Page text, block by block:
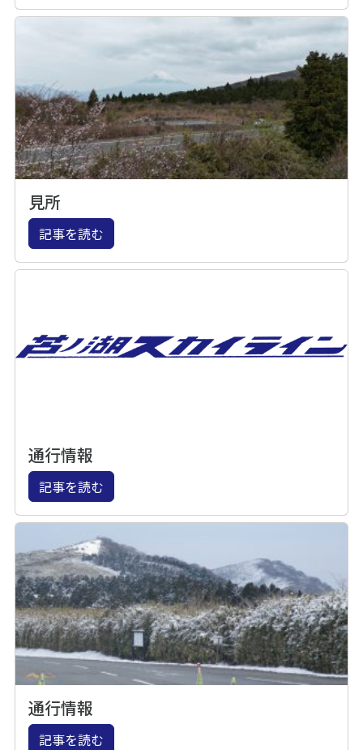
見所
記事を読む
通行情報
記事を読む
通行情報
記事を読む